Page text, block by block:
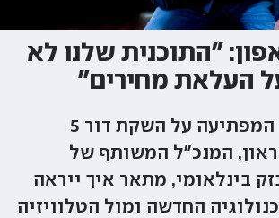
"התוכנית שלנו לא
העלאת מחירים"
אחרי ההכרזה המפתיעה על השקת דור 5
המנכ"ל המשותף של
בינלאומי, מתאר איך ייראה
החדשה ומול הטלוויזיה